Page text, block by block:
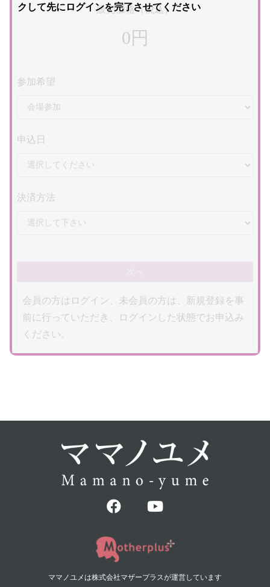
販売価格（税込）
0円
参加希望
申込日
決済方法
会員の方はログイン、未会員の方は、新規登録を事
前に行っていただき、ログインした状態でお申込み
ください。
クして先にログインを完了させてください
ママノユメは株式会社マザープラスが運営しています